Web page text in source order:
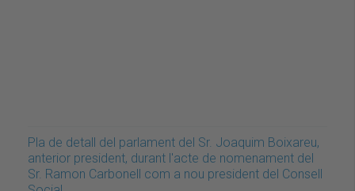
Pla de detall del parlament del Sr. Joaquim Boixareu,
anterior president, durant l'acte de nomenament del
Sr. Ramon Carbonell com a nou president del Consell